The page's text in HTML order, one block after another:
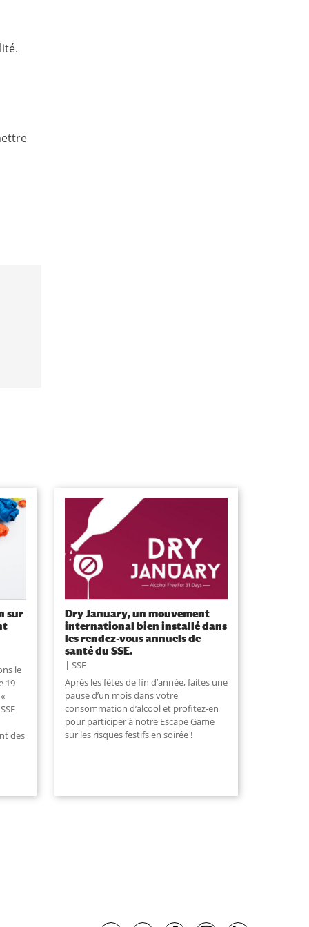
sur
le
19
des
Dry January, un mouvement
international bien installé dans
les rendez-vous annuels de
santé du SSE.
SSE
Après les fêtes de fin d’année, faites une
pause d’un mois dans votre
consommation d’alcool et profitez-en
pour participer à notre Escape Game
sur les risques festifs en soirée !